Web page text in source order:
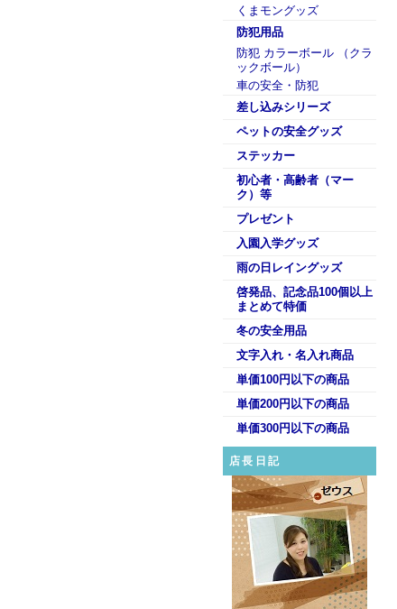
くまモングッズ
防犯用品
防犯 カラーボール （クラ
ックボール）
車の安全・防犯
差し込みシリーズ
ペットの安全グッズ
ステッカー
初心者・高齢者（マー
ク）等
プレゼント
入園入学グッズ
雨の日レイングッズ
啓発品、記念品100個以上
まとめて特価
冬の安全用品
文字入れ・名入れ商品
単価100円以下の商品
単価200円以下の商品
単価300円以下の商品
店長日記